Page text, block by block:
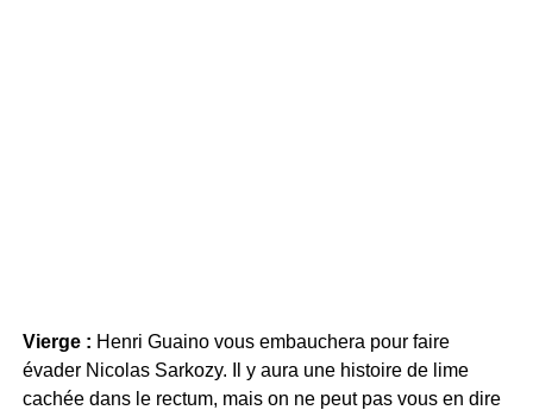
Vierge : Henri Guaino vous embauchera pour faire
évader Nicolas Sarkozy. Il y aura une histoire de lime
cachée dans le rectum, mais on ne peut pas vous en dire